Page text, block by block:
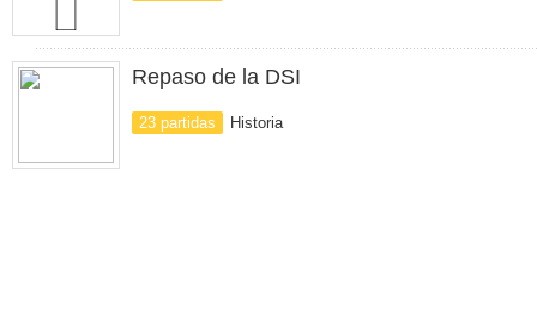
Repaso de la DSI
23 partidas Historia